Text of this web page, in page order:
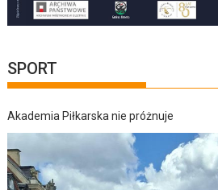
SPORT
Akademia Piłkarska nie próżnuje